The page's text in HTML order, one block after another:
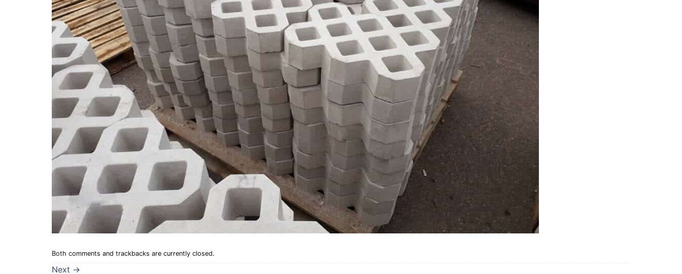
Both comments and trackbacks are currently closed.
Next →